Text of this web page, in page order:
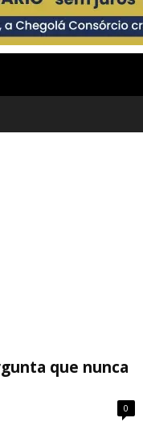
que nunca
0